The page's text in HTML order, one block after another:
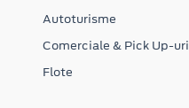
Autoturisme
Comerciale & Pick Up-uri
Flote